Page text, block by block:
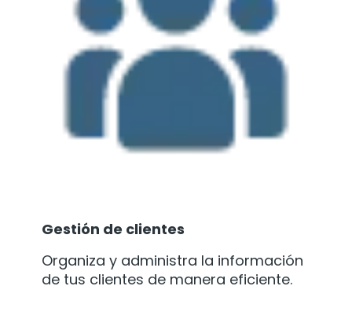
Gestión de clientes
Organiza y administra la información
de tus clientes de manera eficiente.